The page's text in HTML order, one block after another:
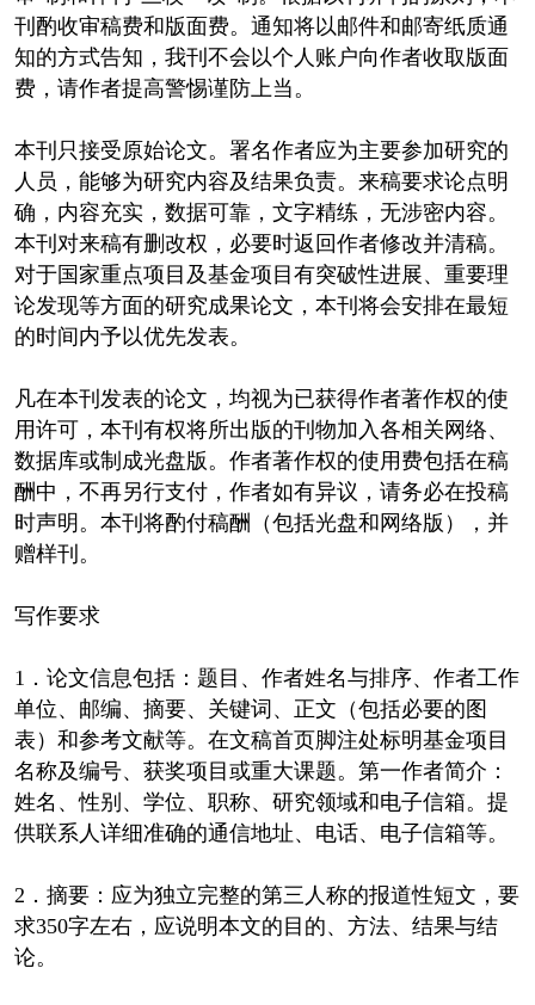
刊酌收审稿费和版面费。通知将以邮件和邮寄纸质通
知的方式告知，我刊不会以个人账户向作者收取版面
费，请作者提高警惕谨防上当。
本刊只接受原始论文。署名作者应为主要参加研究的
人员，能够为研究内容及结果负责。来稿要求论点明
确，内容充实，数据可靠，文字精练，无涉密内容。
本刊对来稿有删改权，必要时返回作者修改并清稿。
对于国家重点项目及基金项目有突破性进展、重要理
论发现等方面的研究成果论文，本刊将会安排在最短
的时间内予以优先发表。
凡在本刊发表的论文，均视为已获得作者著作权的使
用许可，本刊有权将所出版的刊物加入各相关网络、
数据库或制成光盘版。作者著作权的使用费包括在稿
酬中，不再另行支付，作者如有异议，请务必在投稿
时声明。本刊将酌付稿酬（包括光盘和网络版），并
赠样刊。
写作要求
1．论文信息包括：题目、作者姓名与排序、作者工作
单位、邮编、摘要、关键词、正文（包括必要的图
表）和参考文献等。在文稿首页脚注处标明基金项目
名称及编号、获奖项目或重大课题。第一作者简介：
姓名、性别、学位、职称、研究领域和电子信箱。提
供联系人详细准确的通信地址、电话、电子信箱等。
2．摘要：应为独立完整的第三人称的报道性短文，要
求350字左右，应说明本文的目的、方法、结果与结
论。